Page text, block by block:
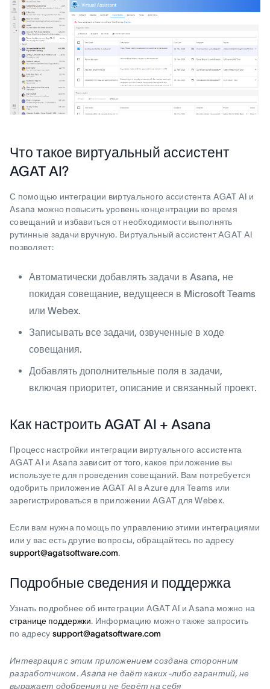
Что такое виртуальный ассистент
AGAT AI?
С помощью интеграции виртуального ассистента AGAT AI и
Asana можно повысить уровень концентрации во время
совещаний и избавиться от необходимости выполнять
рутинные задачи вручную. Виртуальный ассистент AGAT AI
позволяет:
Автоматически добавлять задачи в Asana, не
покидая совещание, ведущееся в Microsoft Teams
или Webex.
Записывать все задачи, озвученные в ходе
совещания.
Добавлять дополнительные поля в задачи,
включая приоритет, описание и связанный проект.
Как настроить AGAT AI + Asana
Процесс настройки интеграции виртуального ассистента
AGAT AI и Asana зависит от того, какое приложение вы
используете для проведения совещаний. Вам потребуется
одобрить приложение AGAT AI в Azure для Teams или
зарегистрироваться в приложении AGAT для Webex.
Если вам нужна помощь по управлению этими интеграциями
или у вас есть другие вопросы, обращайтесь по адресу
support@agatsoftware.com.
Подробные сведения и поддержка
Узнать подробнее об интеграции AGAT AI и Asana можно на
странице поддержки. Информацию можно также запросить
по адресу support@agatsoftware.com
Интеграция с этим приложением создана сторонним
разработчиком. Asana не даёт каких-либо гарантий, не
выражает одобрения и не берёт на себя